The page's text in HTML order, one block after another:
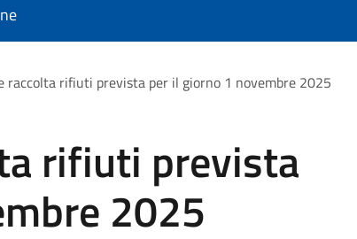
raccolta rifiuti prevista per il giorno 1 novembre 2025
rifiuti prevista
2025